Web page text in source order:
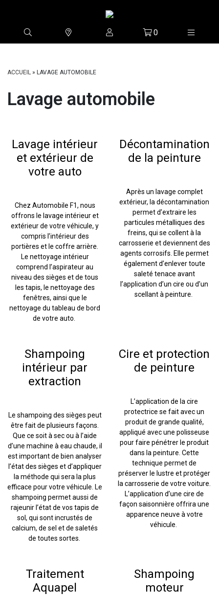
0
ACCUEIL » LAVAGE AUTOMOBILE
Lavage automobile
Lavage intérieur
et extérieur de
votre auto
Chez Automobile F1, nous
offrons le lavage intérieur et
extérieur de votre véhicule, y
compris l’intérieur des
portières et le coffre arrière.
Le nettoyage intérieur
comprend l’aspirateur au
niveau des sièges et de tous
les tapis, le nettoyage des
fenêtres, ainsi que le
nettoyage du tableau de bord
de votre auto.
Décontamination
de la peinture
Après un lavage complet
extérieur, la décontamination
permet d’extraire les
particules métalliques des
freins, qui se collent à la
carrosserie et deviennent des
agents corrosifs. Elle permet
également d’enlever toute
saleté tenace avant
l’application d’un cire ou d’un
scellant à peinture.
Shampoing
intérieur par
extraction
Le shampoing des sièges peut
être fait de plusieurs façons.
Que ce soit à sec ou à l’aide
d’une machine à eau chaude, il
est important de bien analyser
l’état des sièges et d’appliquer
la méthode qui sera la plus
efficace pour votre véhicule. Le
shampoing permet aussi de
rajeunir l’état de vos tapis de
sol, qui sont incrustés de
calcium, de sel et de saletés
de toutes sortes.
Cire et protection
de peinture
L’application de la cire
protectrice se fait avec un
produit de grande qualité,
appliqué avec une polisseuse
pour faire pénétrer le produit
dans la peinture. Cette
technique permet de
préserver le lustre et protéger
la carrosserie de votre voiture.
L’application d’une cire de
façon saisonnière offrira une
apparence neuve à votre
véhicule.
Traitement
Aquapel
Shampoing
moteur